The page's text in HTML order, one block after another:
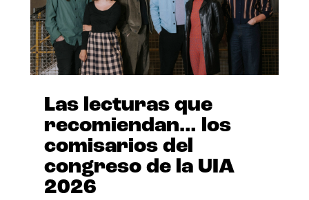
Las lecturas que
recomiendan… los
comisarios del
congreso de la UIA
2026